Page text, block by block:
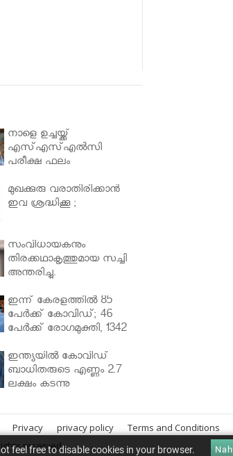
നാളെ ഉച്ചയ്ക്ക്
എസ്എസ്എല്‍സി
പരീക്ഷ ഫലം
മുഖക്കുരു വരാതിരിക്കാന്‍
ഇവ ശ്രദ്ധിക്കൂ ;
സംവിധായകനും
തിരക്കഥാകൃത്തുമായ സച്ചി
അന്തരിച്ചു.
ഇന്ന് കേരളത്തിൽ 85
പേർക്ക് കോവിഡ്; 46
പേർക്ക് രോഗമുക്തി, 1342
ഇന്ത്യയിൽ കോവിഡ്
ബാധിതരുടെ എണ്ണം 2.7
ലക്ഷം കടന്നു
Privacy privacy policy
Terms and Conditions
reserved.
feel free to disable cookies in your browser.